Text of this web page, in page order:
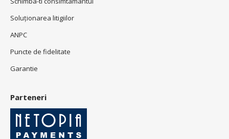
Soluționarea litigiilor
ANPC
Puncte de fidelitate
Garantie
Parteneri